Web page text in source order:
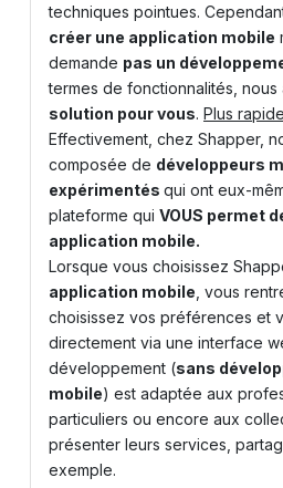
techniques pointues.
créer une application mobile
demande pas un
termes de fonctionnalités, nous
solution pour vous. Plus
Effectivement, chez Shapper,
composée de développeurs
expérimentés qui ont eux-
plateforme qui VOUS permet
application mobile.
Lorsque vous choisissez
application mobile , vous
choisissez vos préférences et
directement via une interface
développement (sans
mobile) est adaptée aux
particuliers ou encore aux
présenter leurs services,
exemple.